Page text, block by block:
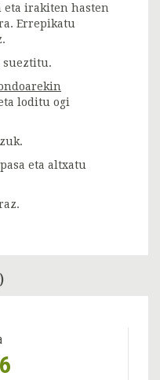
eta irakiten hasten
Errepikatu
sueztitu.
loditu ogi
eta altxatu